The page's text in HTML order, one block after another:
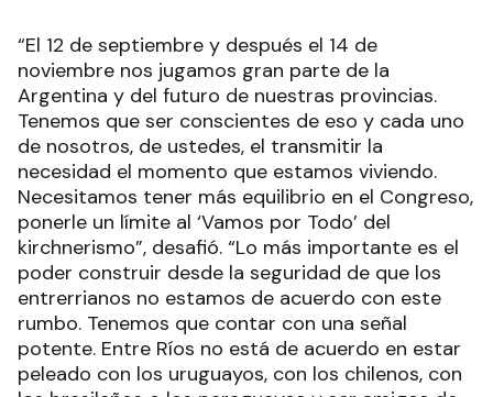
noviembre nos jugamos gran parte de la
Argentina y del futuro de nuestras provincias.
Tenemos que ser conscientes de eso y cada uno
de nosotros, de ustedes, el transmitir la
necesidad el momento que estamos viviendo.
Necesitamos tener más equilibrio en el Congreso,
ponerle un límite al ‘Vamos por Todo’ del
kirchnerismo”, desafió. “Lo más importante es el
poder construir desde la seguridad de que los
entrerrianos no estamos de acuerdo con este
rumbo. Tenemos que contar con una señal
potente. Entre Ríos no está de acuerdo en estar
peleado con los uruguayos, con los chilenos, con
los brasileños o los paraguayos y ser amigos de